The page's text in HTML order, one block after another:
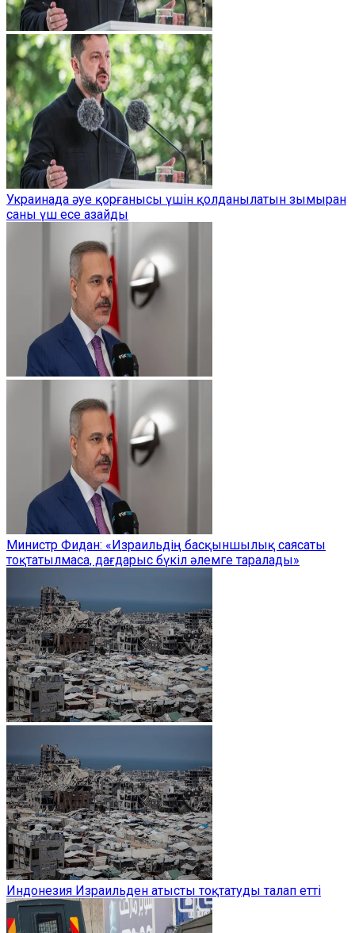
Украинада әуе қорғанысы үшін қолданылатын зымыран
саны үш есе азайды
Министр Фидан: «Израильдің басқыншылық саясаты
тоқтатылмаса, дағдарыс бүкіл әлемге таралады»
Индонезия Израильден атысты тоқтатуды талап етті